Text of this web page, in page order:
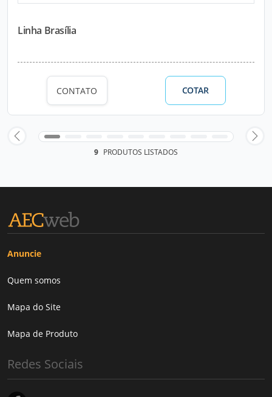
Linha Brasília
CONTATO COTAR
9 PRODUTOS LISTADOS
Anuncie
Quem somos
Mapa do Site
Mapa de Produto
Redes Sociais